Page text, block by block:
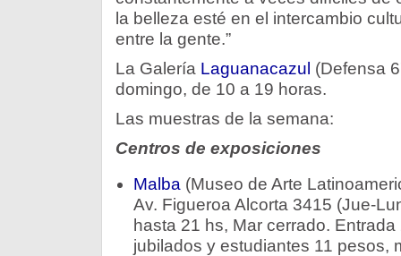
la belleza esté en el intercambio
entre la gente.”
La Galería Laguanacazul (Defensa
domingo, de 10 a 19 horas.
Las muestras de la semana:
Centros de exposiciones
Malba (Museo de Arte
Av. Figueroa Alcorta 3415 (Jue-
hasta 21 hs, Mar cerrado.
jubilados y estudiantes 11 pesos,